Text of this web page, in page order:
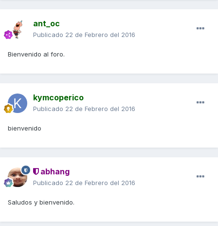
ant_oc
Publicado 22 de Febrero del 2016
Bienvenido al foro.
kymcoperico
Publicado 22 de Febrero del 2016
bienvenido
abhang
Publicado 22 de Febrero del 2016
Saludos y bienvenido.